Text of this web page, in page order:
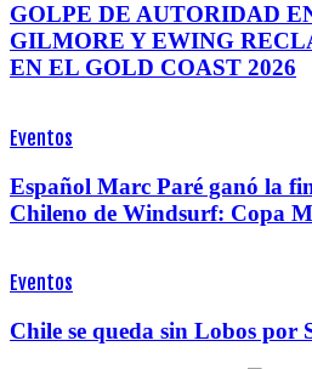
GOLPE DE AUTORIDAD
GILMORE Y EWING
EN EL GOLD COAST 2026
Eventos
Español Marc Paré ganó la
Chileno de Windsurf: Copa
Eventos
Chile se queda sin Lobos por